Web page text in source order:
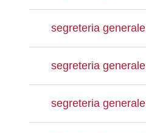
segreteria generale
segreteria generale
segreteria generale